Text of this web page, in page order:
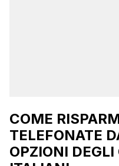
COME
TELEFONATE
OPZIONI DEGLI